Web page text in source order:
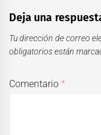
Deja una
Tu dirección de correo
obligatorios están
Comentario*